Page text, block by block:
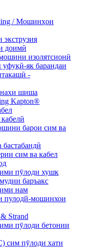
/ Мошинҳои
доимӣ
изолятсионӣ
як барандаи
-
шиша
Kapton®
барои сим ва
сим ва кабел
пӯлоди хушк
баръакс
нам
мошинхои
Strand
пӯлоди бетонии
сим пӯлоди хати